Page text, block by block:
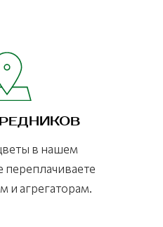
в нашем
переплачиваете
и агрегаторам.